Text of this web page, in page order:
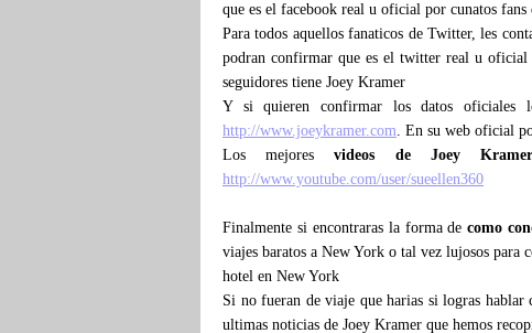
que es el facebook real u oficial por cunatos
Para todos aquellos fanaticos de Twitter, les
podran confirmar que es el twitter real u
seguidores tiene Joey Kramer
Y si quieren confirmar los datos oficiales
http://www.joeykramer.com. En su web oficial
Los mejoresvideos de Joey
http://www.youtube.com/user/sueellen360
Finalmente si encontraras la forma decomo
viajes baratos a New York o tal vez lujosos para
hotel en New York
Si no fueran de viaje que harias si logras
ultimas noticias de Joey Kramer que hemos